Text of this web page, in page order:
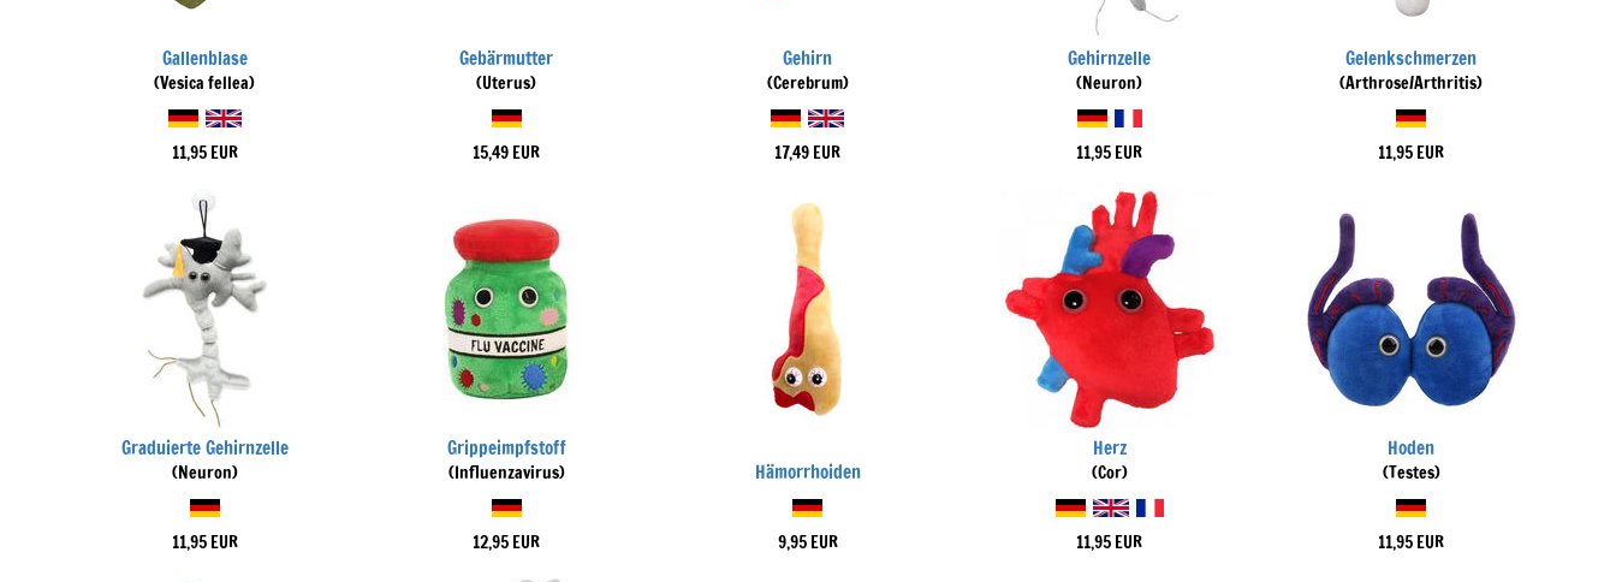
Gallenblase
(Vesica fellea)
11,95 EUR
Gebärmutter
(Uterus)
15,49 EUR
Gehirn
(Cerebrum)
17,49 EUR
Gehirnzelle
(Neuron)
11,95 EUR
Gelenkschmerzen
(Arthrose/Arthritis)
11,95 EUR
Graduierte Gehirnzelle
(Neuron)
11,95 EUR
Grippeimpfstoff
(Influenzavirus)
12,95 EUR
Hämorrhoiden
9,95 EUR
Herz
(Cor)
11,95 EUR
Hoden
(Testes)
11,95 EUR